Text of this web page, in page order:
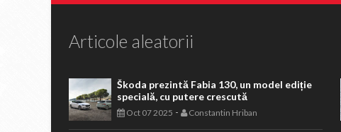
Articole aleatorii
Škoda prezintă Fabia 130, un model ediție
specială, cu putere crescută
Oct 07 2025 - Constantin Hriban